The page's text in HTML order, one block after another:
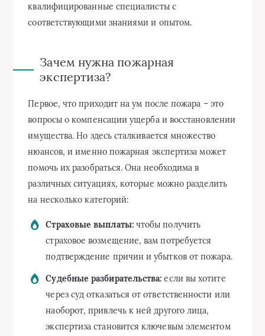
квалифицированные специалисты с
соответствующими знаниями и опытом.
Зачем нужна пожарная
экспертиза?
Первое, что приходит на ум после пожара – это
вопросы о компенсации ущерба и восстановлении
имущества. Но здесь сталкивается множество
нюансов, и именно пожарная экспертиза может
помочь их разобраться. Она необходима в
различных ситуациях, которые можно разделить
на несколько категорий:
Страховые выплаты:чтобы получить
страховое возмещение, вам потребуется
подтверждение причин и убытков от пожара.
Судебные разбирательства: если вы хотите
через суд отказаться от ответственности или
наоборот, привлечь к ней другого лица,
экспертиза становится ключевым элементом